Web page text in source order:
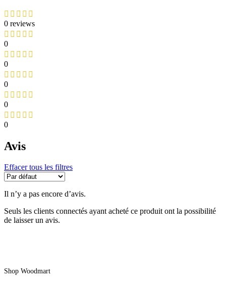
0 reviews
0
0
0
0
0
Avis
Effacer tous les filtres
Il n’y a pas encore d’avis.
Seuls les clients connectés ayant acheté ce produit ont la possibilité
de laisser un avis.
Shop Woodmart